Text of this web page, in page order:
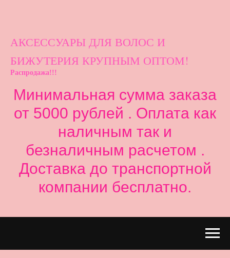
АКСЕССУАРЫ ДЛЯ ВОЛОС И
БИЖУТЕРИЯ КРУПНЫМ ОПТОМ!
Распродажа!!!
Минимальная сумма заказа
от 5000 рублей . Оплата как
наличным так и
безналичным расчетом .
Доставка до транспортной
компании бесплатно.